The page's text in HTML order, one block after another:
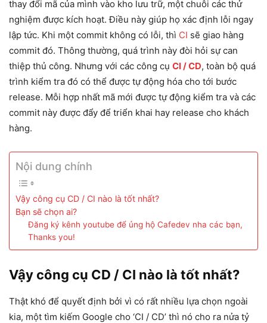
thay đổi mã của mình vào kho lưu trữ, một chuỗi các thử
nghiệm được kích hoạt. Điều này giúp họ xác định lỗi ngay
lập tức. Khi một commit không có lỗi, thì CI sẽ giao hàng
commit đó. Thông thường, quá trình này đòi hỏi sự can
thiệp thủ công. Nhưng với các công cụ CI / CD, toàn bộ quá
trình kiểm tra đó có thể được tự động hóa cho tới bước
release. Mỗi hợp nhất mã mới được tự động kiểm tra và các
commit này được đẩy để triển khai hay release cho khách
hàng.
Nội dung chính
Vậy công cụ CD / CI nào là tốt nhất?
Bạn sẽ chọn ai?
Đăng ký kênh youtube để ủng hộ Cafedev nha các bạn,
Thanks you!
Vậy công cụ CD / CI nào là tốt nhất?
Thật khó để quyết định bởi vì có rất nhiều lựa chọn ngoài
kia, một tìm kiếm Google cho ‘CI / CD’ thì nó cho ra nửa tỷ